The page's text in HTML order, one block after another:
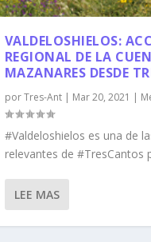
VALDELOSHIELOS:
REGIONAL DE LA
MAZANARES DESDE
porTres-Ant| Mar 20, 2021 |
#Valdeloshielos es una de
relevantes de #TresCantos
LEE MAS